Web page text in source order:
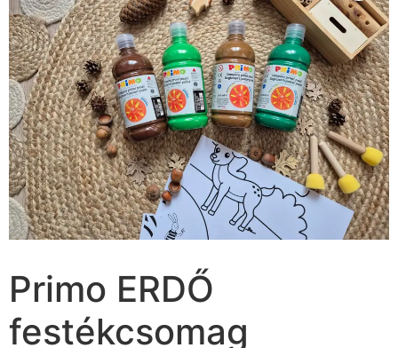
Primo ERDŐ
festékcsomag